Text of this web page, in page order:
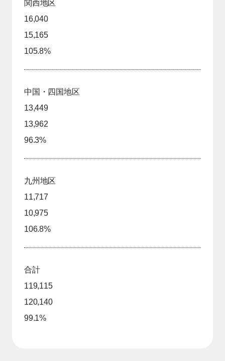
関西地区
16,040
15,165
105.8%
中国・四国地区
13,449
13,962
96.3%
九州地区
11,717
10,975
106.8%
合計
119,115
120,140
99.1%